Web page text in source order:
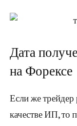
Дата
на Форексе
Если же трейдер
качестве ИП, то